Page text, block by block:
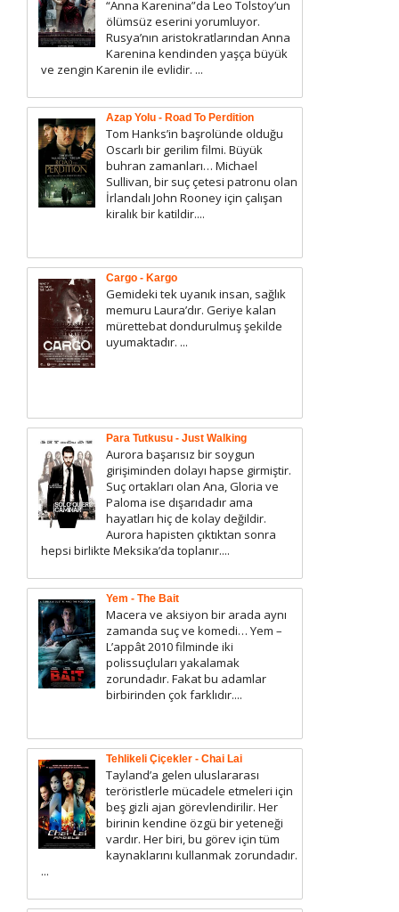
“Anna Karenina”da Leo Tolstoy’un
ölümsüz eserini yorumluyor.
Rusya’nın aristokratlarından Anna
Karenina kendinden yaşça büyük
ve zengin Karenin ile evlidir. ...
Azap Yolu - Road To Perdition
Tom Hanks’in başrolünde olduğu
Oscarlı bir gerilim filmi. Büyük
buhran zamanları… Michael
Sullivan, bir suç çetesi patronu olan
İrlandalı John Rooney için çalışan
kiralık bir katildir....
Cargo - Kargo
Gemideki tek uyanık insan, sağlık
memuru Laura’dır. Geriye kalan
mürettebat dondurulmuş şekilde
uyumaktadır. ...
Para Tutkusu - Just Walking
Aurora başarısız bir soygun
girişiminden dolayı hapse girmiştir.
Suç ortakları olan Ana, Gloria ve
Paloma ise dışarıdadır ama
hayatları hiç de kolay değildir.
Aurora hapisten çıktıktan sonra
hepsi birlikte Meksika’da toplanır....
Yem - The Bait
Macera ve aksiyon bir arada aynı
zamanda suç ve komedi… Yem –
L’appât 2010 filminde iki
polissuçluları yakalamak
zorundadır. Fakat bu adamlar
birbirinden çok farklıdır....
Tehlikeli Çiçekler - Chai Lai
Tayland’a gelen uluslararası
teröristlerle mücadele etmeleri için
beş gizli ajan görevlendirilir. Her
birinin kendine özgü bir yeteneği
vardır. Her biri, bu görev için tüm
kaynaklarını kullanmak zorundadır.
...